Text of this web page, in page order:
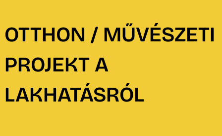
OTTHON / MŰVÉSZETI
PROJEKT A
LAKHATÁSRÓL